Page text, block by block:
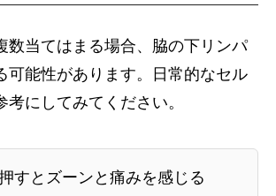
数当てはまる場合、脇の下リンパ
可能性があります。日常的なセル
考にしてみてください。
すとズーンと痛みを感じる